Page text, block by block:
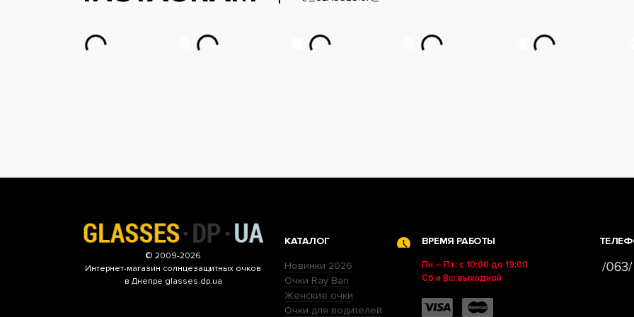
© 2009-2026
Интернет-магазин солнцезащитных очков
в Днепре glasses.dp.ua
КАТАЛОГ
Новинки 2026
Очки Ray Ban
Женские очки
Очки для водителей
ВРЕМЯ РАБОТЫ
Пн – Пт: с 10:00 до 19:00
Сб и Вс: выходной